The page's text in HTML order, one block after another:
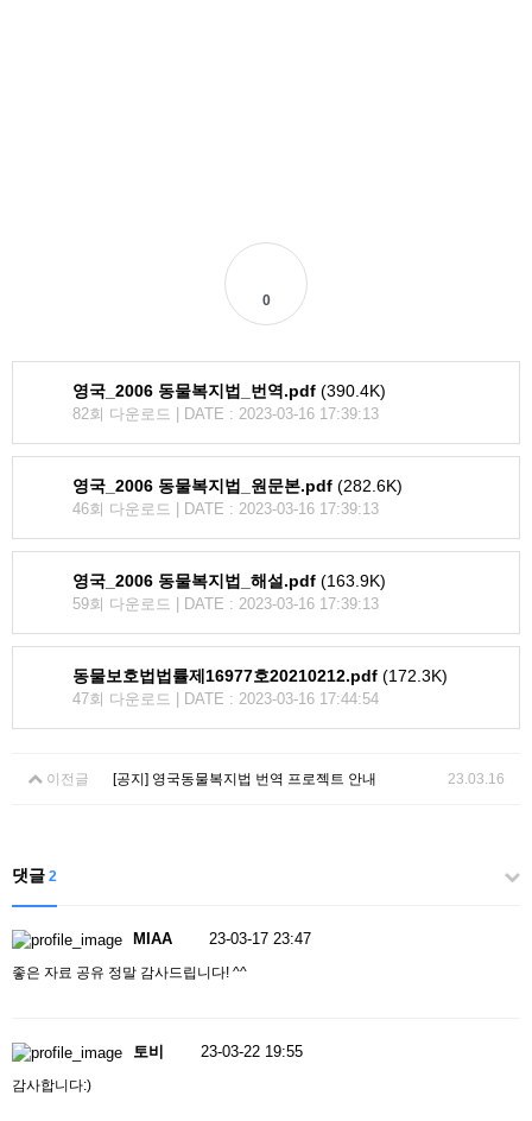
0
영국_2006 동물복지법_번역.pdf (390.4K)
82회 다운로드 | DATE : 2023-03-16 17:39:13
영국_2006 동물복지법_원문본.pdf (282.6K)
46회 다운로드 | DATE : 2023-03-16 17:39:13
영국_2006 동물복지법_해설.pdf (163.9K)
59회 다운로드 | DATE : 2023-03-16 17:39:13
동물보호법법률제16977호20210212.pdf (172.3K)
47회 다운로드 | DATE : 2023-03-16 17:44:54
이전글 [공지] 영국동물복지법 번역 프로젝트 안내 23.03.16
댓글 2
MIAA 23-03-17 23:47
좋은 자료 공유 정말 감사드립니다! ^^
토비 23-03-22 19:55
감사합니다:)